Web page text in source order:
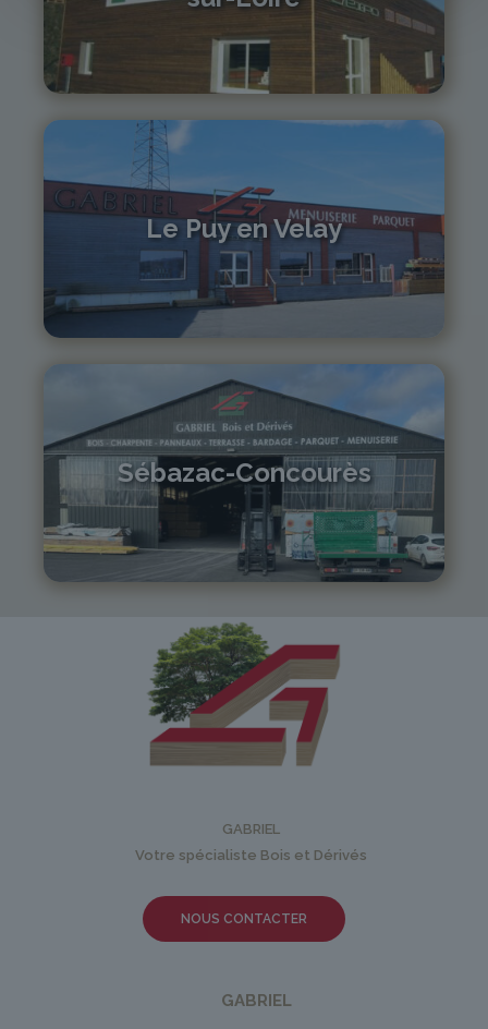
monistrol@gabriel-sa.fr
Le Puy en Velay
04 71 01 13 30
lepuy@gabriel-sa.fr
Sébazac-Concourès
05 81 55 83 89
monistrol@gabriel-sa.fr
GABRIEL
Votre spécialiste Bois et Dérivés
NOUS CONTACTER
GABRIEL